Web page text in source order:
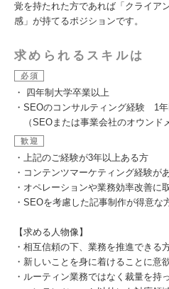
覚を持たれた方であれば「クライア
感」が持てるポジションです。
求められるスキルは
必須
・ 四年制大学卒業以上
・SEOのコンサルティング経験 1
（SEOまたは事業会社のオウンド
歓迎
・上記のご経験が3年以上ある方
・コンテンツマーケティング経験が
・オペレーションや業務効率改善に
・SEOを考慮した記事制作が得意な
【求める人物像】
・相互信頼の下、業務を推進できる
・新しいことを身に着けることに意
・ルーティン業務ではなく裁量を持